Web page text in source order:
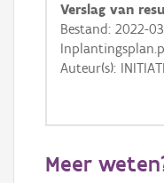
GRB-
Verslag van
Bestand: 2022-
Auteur(s):
Meer